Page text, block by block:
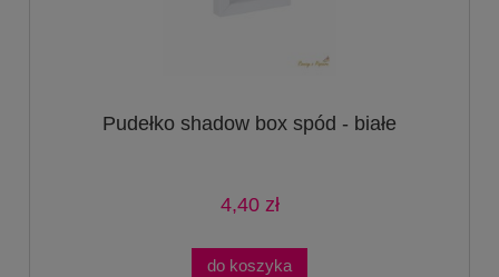
Pudełko shadow box spód - białe
4,40 zł
do koszyka